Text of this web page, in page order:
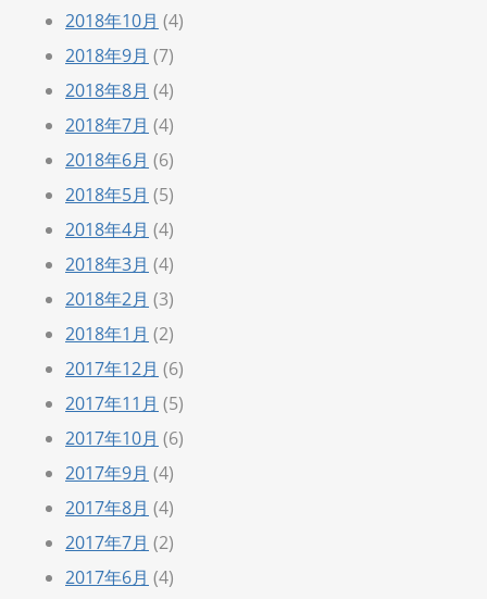
2018年10月 (4)
2018年9月 (7)
2018年8月 (4)
2018年7月 (4)
2018年6月 (6)
2018年5月 (5)
2018年4月 (4)
2018年3月 (4)
2018年2月 (3)
2018年1月 (2)
2017年12月 (6)
2017年11月 (5)
2017年10月 (6)
2017年9月 (4)
2017年8月 (4)
2017年7月 (2)
2017年6月 (4)